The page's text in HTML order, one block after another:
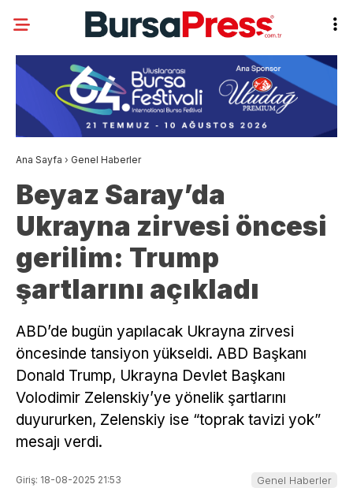
Ana Sayfa › Genel Haberler
Beyaz Saray’da
Ukrayna zirvesi öncesi
gerilim: Trump
şartlarını açıkladı
ABD’de bugün yapılacak Ukrayna zirvesi
öncesinde tansiyon yükseldi. ABD Başkanı
Donald Trump, Ukrayna Devlet Başkanı
Volodimir Zelenskiy’ye yönelik şartlarını
duyururken, Zelenskiy ise “toprak tavizi yok”
mesajı verdi.
Giriş: 18-08-2025 21:53
Genel Haberler